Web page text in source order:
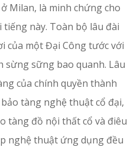
Milan, là minh chứng cho
này. Toàn bộ lâu đài
của một Đại Công tước với
sững bao quanh. Lâu
của chính quyền thành
tàng nghệ thuật cổ đại,
tàng đồ nội thất cổ và điêu
nghệ thuật ứng dụng đều